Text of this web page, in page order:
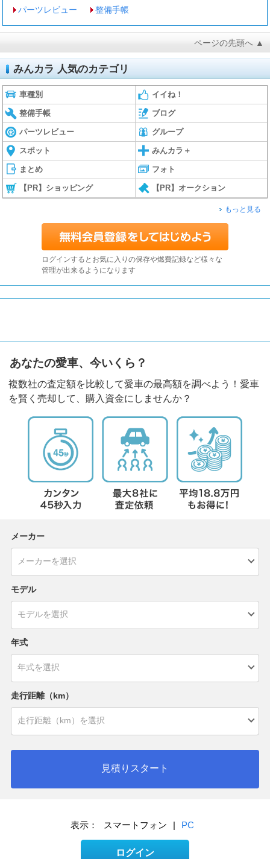
パーツレビュー 整備手帳
ページの先頭へ ▲
みんカラ 人気のカテゴリ
車種別 イイね！
整備手帳 ブログ
パーツレビュー グループ
スポット みんカラ＋
まとめ フォト
【PR】ショッピング 【PR】オークション
もっと見る
ログインするとお気に入りの保存や燃費記録など様々な
管理が出来るようになります
あなたの愛車、今いくら？
複数社の査定額を比較して愛車の最高額を調べよう！愛車
を賢く売却して、購入資金にしませんか？
メーカー
モデル
年式
走行距離（km）
見積りスタート
表示： スマートフォン | PC
ログイン